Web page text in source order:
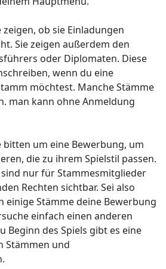
ob sie Einladungen
Sie zeigen außerdem den
oder Diplomaten. Diese
wenn du eine
möchtest. Manche Stämme
man kann ohne Anmeldung
bitten um eine Bewerbung, um
die zu ihrem Spielstil passen.
nur für Stammesmitglieder
Rechten sichtbar. Sei also
Stämme deine Bewerbung
einfach einen anderen
Beginn des Spiels gibt es eine
Stämmen und